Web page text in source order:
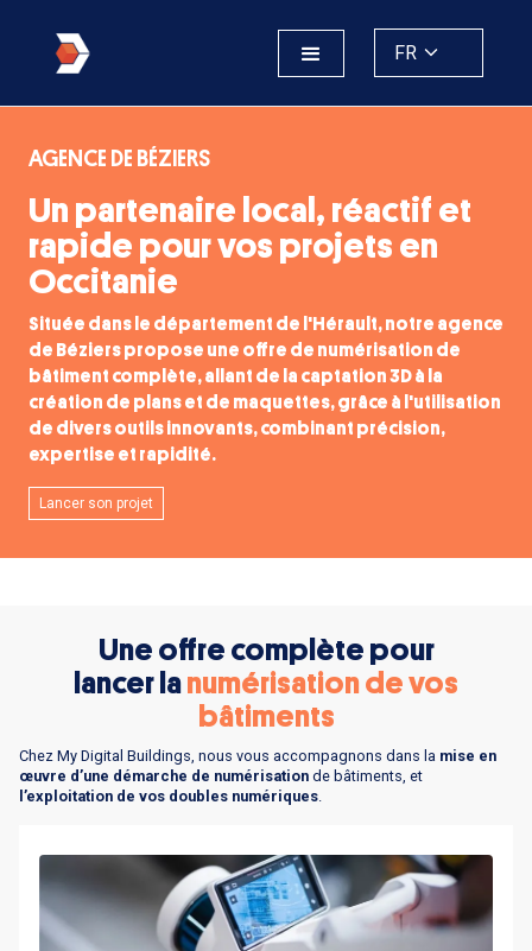
FR
AGENCE DE BÉZIERS
Un partenaire local, réactif et
rapide pour vos projets en
Occitanie
Située dans le département de l'Hérault, notre agence
de Béziers propose une offre de numérisation de
bâtiment complète, allant de la captation 3D à la
création de plans et de maquettes, grâce à l'utilisation
de divers outils innovants, combinant précision,
expertise et rapidité.
Lancer son projet
Une offre complète pour
lancer lanumérisation de vos
bâtiments
Chez My Digital Buildings, nous vous accompagnons dans la mise en
œuvre d’une démarche de numérisation de bâtiments, et
l’exploitation de vos doubles numériques.